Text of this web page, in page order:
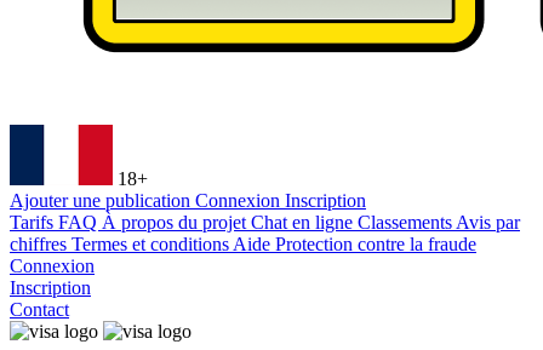
18+
Ajouter une publication Connexion Inscription
Tarifs FAQ À propos du projet Chat en ligne Classements Avis par
chiffres Termes et conditions Aide Protection contre la fraude
Connexion
Inscription
Contact